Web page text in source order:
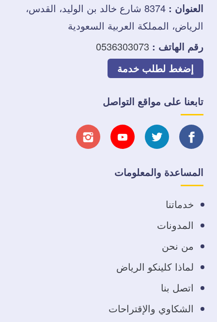
العنوان :
8374 شارع خالد بن الوليد، القدس،
الرياض، المملكة العربية السعودية
رقم الهاتف : 0536303073
إضغط لطلب خدمة
تابعنا على مواقع التواصل
تابعنا
على
فيسبوك
تابعنا
على
تابعنا تابعنا
المساعدة والمعلومات
خدماتنا
المدونات
من نحن
لماذا كلينكو الرياض
اتصل بنا
الشكاوي والإقتراحات